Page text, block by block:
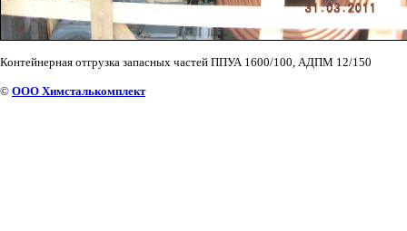
Контейнерная отгрузка запасных частей ППУА 1600/100, АДПМ 12/150
© ООО Химсталькомплект